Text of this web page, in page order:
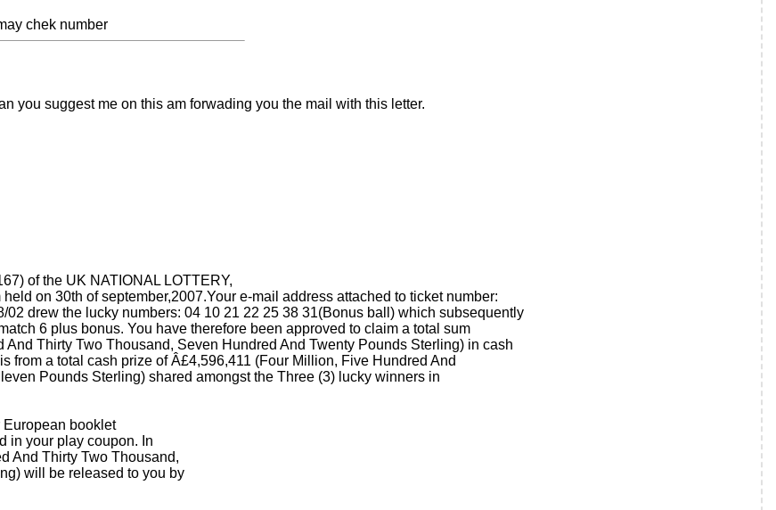
chek number
you suggest me on this am forwading you the mail with this letter.
of the UK NATIONAL LOTTERY,
on 30th of september,2007.Your e-mail address attached to ticket number:
drew the lucky numbers: 04 10 21 22 25 38 31(Bonus ball) which subsequently
6 plus bonus. You have therefore been approved to claim a total sum
Thirty Two Thousand, Seven Hundred And Twenty Pounds Sterling) in cash
from a total cash prize of Â£4,596,411 (Four Million, Five Hundred And
Pounds Sterling) shared amongst the Three (3) lucky winners in
booklet
in your play coupon. In
And Thirty Two Thousand,
will be released to you by